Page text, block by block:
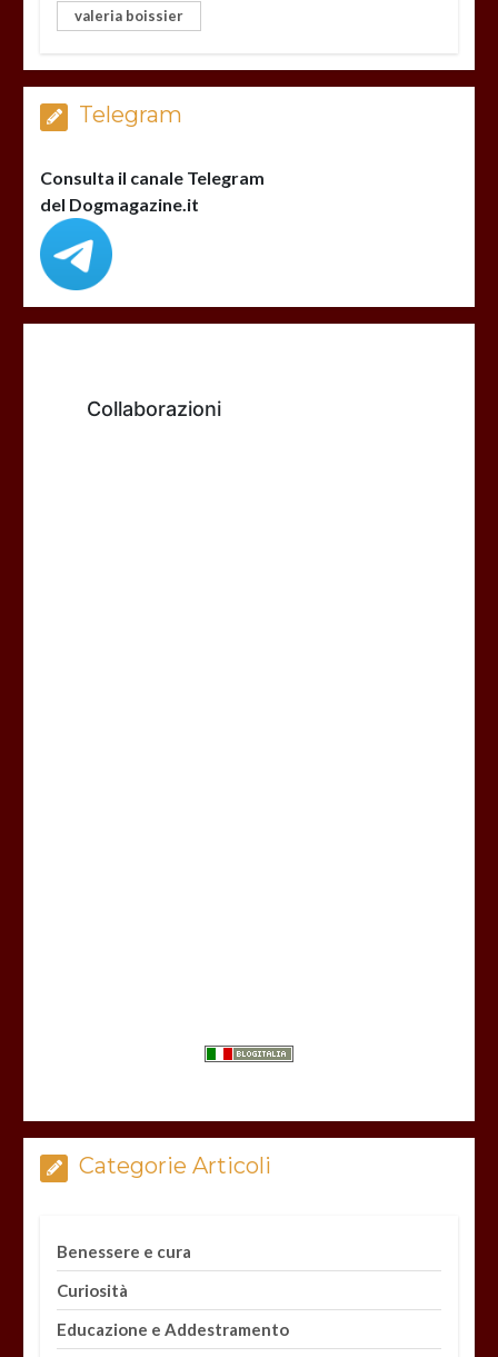
valeria boissier
Telegram
Consulta il canale Telegram
del Dogmagazine.it
Collaborazioni
Categorie Articoli
Benessere e cura
Curiosità
Educazione e Addestramento